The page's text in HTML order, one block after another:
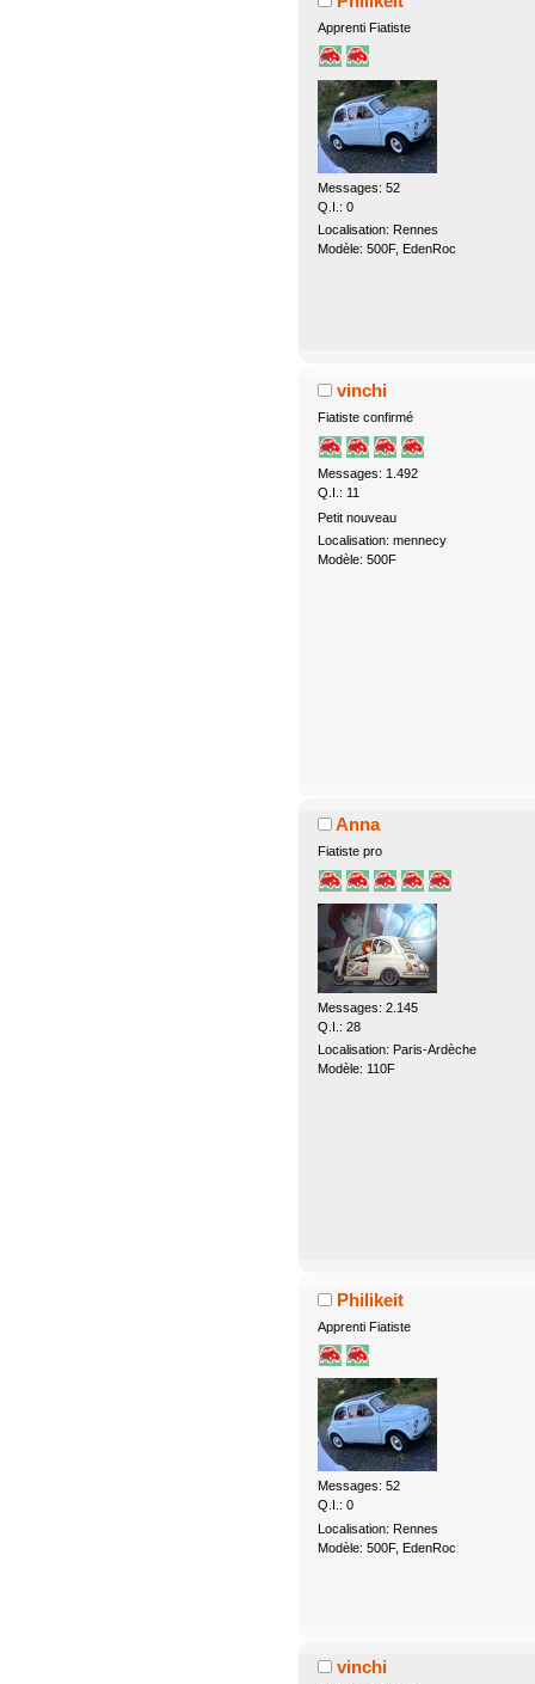
Apprenti Fiatiste
Messages: 52
Q.I.: 0
Localisation: Rennes
Modèle: 500F, EdenRoc
vinchi
Fiatiste confirmé
Messages: 1.492
Q.I.: 11
Petit nouveau
Localisation: mennecy
Modèle: 500F
Anna
Fiatiste pro
Messages: 2.145
Q.I.: 28
Localisation: Paris-Ardèche
Modèle: 110F
Philikeit
Apprenti Fiatiste
Messages: 52
Q.I.: 0
Localisation: Rennes
Modèle: 500F, EdenRoc
vinchi